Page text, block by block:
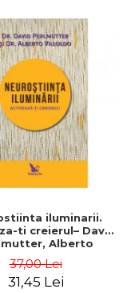
iluminarii.
ti creierul– David
Alberto
37,00 Lei
31,45 Lei